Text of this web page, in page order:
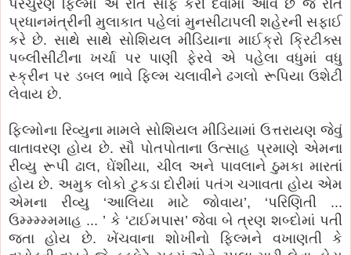
પરચુરણ ફિલ્મો એ રીતે સાફ કરી દેવામાં આવે છે જે રીતે
પ્રધાનમંત્રીની મુલાકાત પહેલાં મુનસીટાપલી શહેરની સફાઈ
કરે છે. સાથે સાથે સોશિયલ મીડિયાના માઈક્રો ક્રિટીક્સ
પબ્લીસીટીના ખર્ચા પર પાણી ફેરવે એ પહેલા વધુમાં વધુ
સ્ક્રીન પર ડબલ ભાવે ફિલ્મ ચલાવીને ઢગલો રૂપિયા ઉશેટી
લેવાય છે.
ફિલ્મોના રિવ્યુના મામલે સોશિયલ મીડિયામાં ઉત્તરાયણ જેવું
વાતાવરણ હોય છે. સૌ પોતપોતાના ઉત્સાહ પ્રમાણે એમના
રીવ્યુ રૂપી ઢાલ, ઘેંશીયા, ચીલ અને પાવલાને ઠુમકા મારતાં
હોય છે. અમુક લોકો ટુકડા દોરીમાં પતંગ ચગાવતા હોય એમ
એમના રીવ્યુ ‘આલિયા માટે જોવાય’, ‘પરિણિતી ...
ઉમ્મ્મ્મ્મમાહ ... ’ કે ‘ટાઈમપાસ’ જેવા બે ત્રણ શબ્દોમાં પતી
જતા હોય છે. ખેંચવાના શોખીનો ફિલ્મને વખાણતી કે